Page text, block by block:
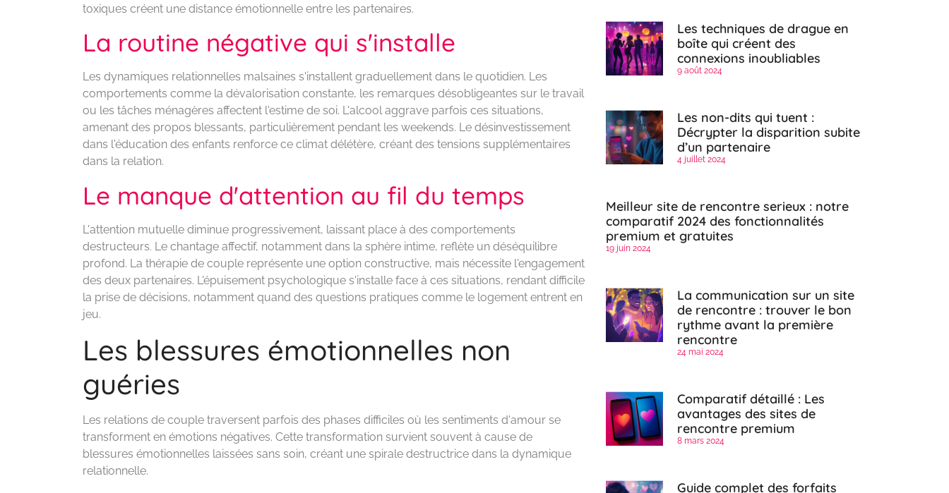
toxiques créent une distance émotionnelle entre les partenaires.
La routine négative qui s'installe
Les dynamiques relationnelles malsaines s'installent graduellement dans le quotidien. Les
comportements comme la dévalorisation constante, les remarques désobligeantes sur le travail
ou les tâches ménagères affectent l'estime de soi. L'alcool aggrave parfois ces situations,
amenant des propos blessants, particulièrement pendant les weekends. Le désinvestissement
dans l'éducation des enfants renforce ce climat délétère, créant des tensions supplémentaires
dans la relation.
Le manque d'attention au fil du temps
L'attention mutuelle diminue progressivement, laissant place à des comportements
destructeurs. Le chantage affectif, notamment dans la sphère intime, reflète un déséquilibre
profond. La thérapie de couple représente une option constructive, mais nécessite l'engagement
des deux partenaires. L'épuisement psychologique s'installe face à ces situations, rendant difficile
la prise de décisions, notamment quand des questions pratiques comme le logement entrent en
jeu.
Les blessures émotionnelles non
guéries
Les relations de couple traversent parfois des phases difficiles où les sentiments d'amour se
transforment en émotions négatives. Cette transformation survient souvent à cause de
blessures émotionnelles laissées sans soin, créant une spirale destructrice dans la dynamique
relationnelle.
Les techniques de drague en
boîte qui créent des
connexions inoubliables
9 août 2024
Les non-dits qui tuent :
Décrypter la disparition subite
d’un partenaire
4 juillet 2024
Meilleur site de rencontre serieux : notre
comparatif 2024 des fonctionnalités
premium et gratuites
19 juin 2024
La communication sur un site
de rencontre : trouver le bon
rythme avant la première
rencontre
24 mai 2024
Comparatif détaillé : Les
avantages des sites de
rencontre premium
8 mars 2024
Guide complet des forfaits